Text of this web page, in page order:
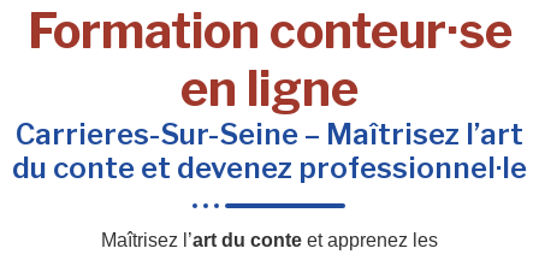
Formation conteur·se
en ligne
Carrieres-Sur-Seine – Maîtrisez l’art
du conte et devenez professionnel·le
Maîtrisez l’art du conteet apprenez les